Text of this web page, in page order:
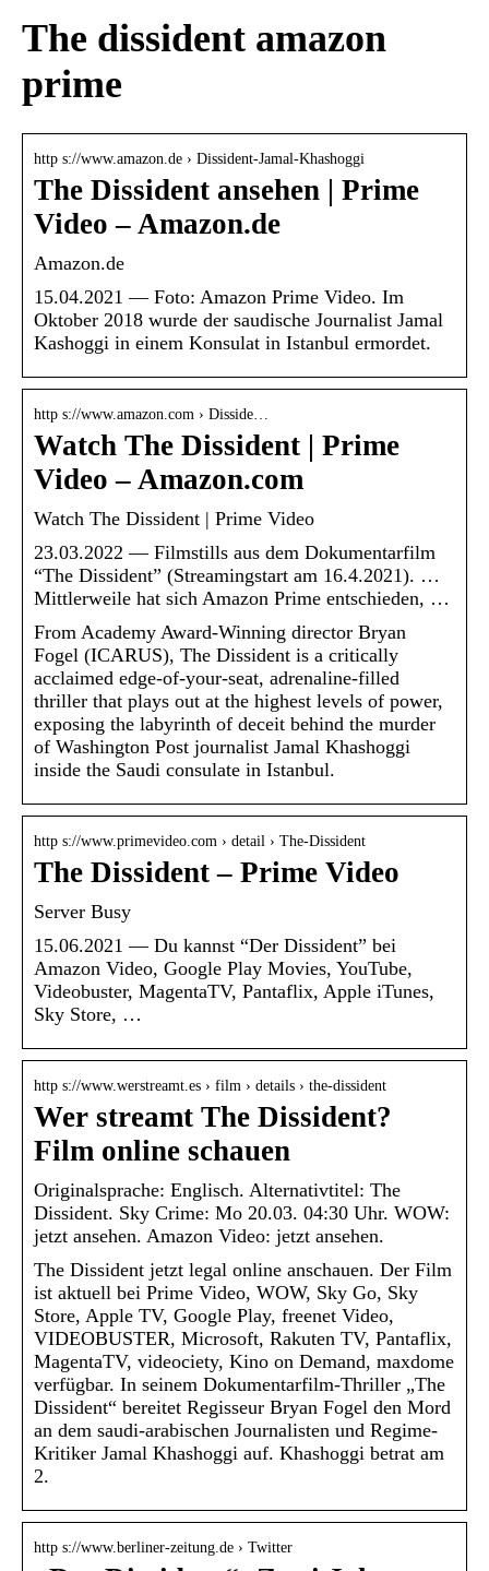
The dissident amazon
prime
http s://www.amazon.de › Dissident-Jamal-Khashoggi
The Dissident ansehen | Prime
Video – Amazon.de
Amazon.de
15.04.2021 — Foto: Amazon Prime Video. Im
Oktober 2018 wurde der saudische Journalist Jamal
Kashoggi in einem Konsulat in Istanbul ermordet.
http s://www.amazon.com › Disside…
Watch The Dissident | Prime
Video – Amazon.com
Watch The Dissident | Prime Video
23.03.2022 — Filmstills aus dem Dokumentarfilm
“The Dissident” (Streamingstart am 16.4.2021). …
Mittlerweile hat sich Amazon Prime entschieden, …
From Academy Award-Winning director Bryan
Fogel (ICARUS), The Dissident is a critically
acclaimed edge-of-your-seat, adrenaline-filled
thriller that plays out at the highest levels of power,
exposing the labyrinth of deceit behind the murder
of Washington Post journalist Jamal Khashoggi
inside the Saudi consulate in Istanbul.
http s://www.primevideo.com › detail › The-Dissident
The Dissident – Prime Video
Server Busy
15.06.2021 — Du kannst “Der Dissident” bei
Amazon Video, Google Play Movies, YouTube,
Videobuster, MagentaTV, Pantaflix, Apple iTunes,
Sky Store, …
http s://www.werstreamt.es › film › details › the-dissident
Wer streamt The Dissident?
Film online schauen
Originalsprache: Englisch. Alternativtitel: The
Dissident. Sky Crime: Mo 20.03. 04:30 Uhr. WOW:
jetzt ansehen. Amazon Video: jetzt ansehen.
The Dissident jetzt legal online anschauen. Der Film
ist aktuell bei Prime Video, WOW, Sky Go, Sky
Store, Apple TV, Google Play, freenet Video,
VIDEOBUSTER, Microsoft, Rakuten TV, Pantaflix,
MagentaTV, videociety, Kino on Demand, maxdome
verfügbar. In seinem Dokumentarfilm-Thriller „The
Dissident“ bereitet Regisseur Bryan Fogel den Mord
an dem saudi-arabischen Journalisten und Regime-
Kritiker Jamal Khashoggi auf. Khashoggi betrat am
2.
http s://www.berliner-zeitung.de › Twitter